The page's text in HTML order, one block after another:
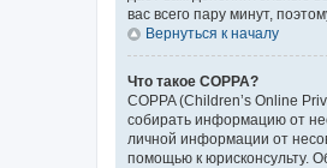
вас всего пару минут,
Вернуться к началу
Что такое COPPA?
COPPA (Children’s Online
собирать информацию от
личной информации от
помощью к юрисконсульту.